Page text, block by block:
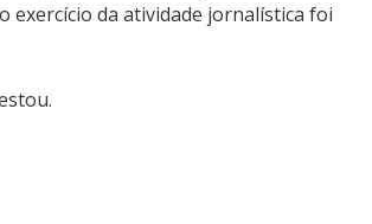
exercício da atividade jornalística foi